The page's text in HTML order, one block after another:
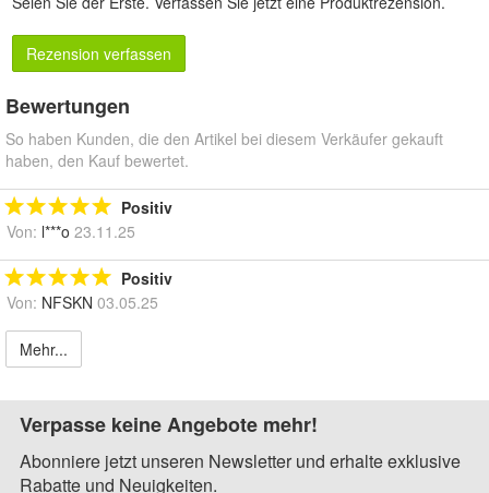
Rezension verfassen
Bewertungen
So haben Kunden, die den Artikel bei diesem Verkäufer gekauft
haben, den Kauf bewertet.
Positiv
Von: l***o 23.11.25
Positiv
Von: NFSKN 03.05.25
Mehr...
Verpasse keine Angebote mehr!
Abonniere jetzt unseren Newsletter und erhalte exklusive
Rabatte und Neuigkeiten.